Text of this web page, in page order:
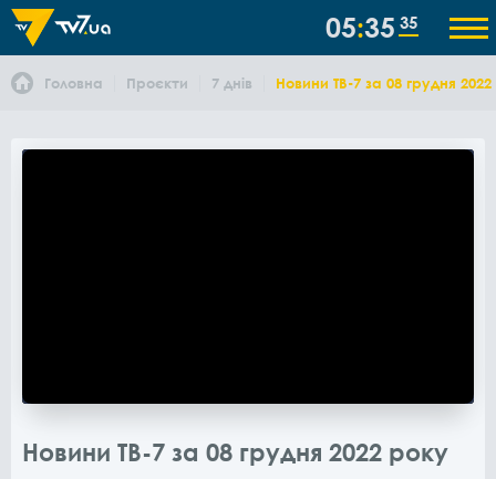
05 35 35
Головна Проєкти 7 днів Новини ТВ-7 за 08 грудня
Новини ТВ-7 за 08 грудня 2022 року